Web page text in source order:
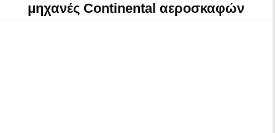
μηχανές Continental αεροσκαφών